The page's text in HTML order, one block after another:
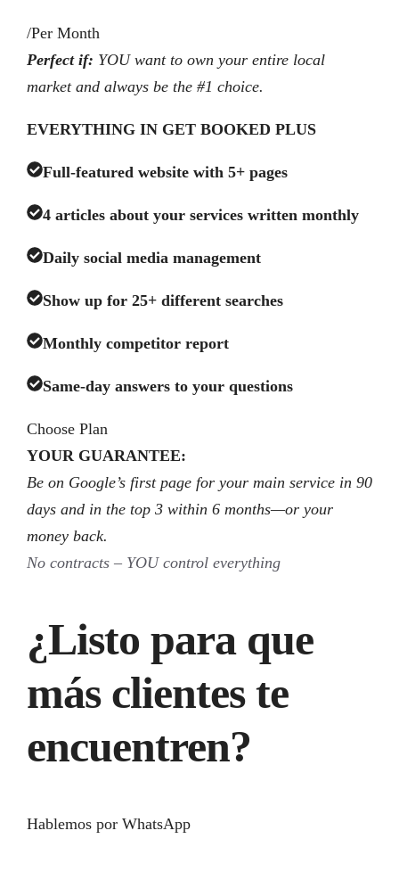
/Per Month
Perfect if: YOU want to own your entire local
market and always be the #1 choice.
EVERYTHING IN GET BOOKED PLUS
Full-featured website with 5+ pages
4 articles about your services written monthly
Daily social media management
Show up for 25+ different searches
Monthly competitor report
Same-day answers to your questions
Choose Plan
YOUR GUARANTEE:
Be on Google’s first page for your main service in 90
days and in the top 3 within 6 months—or your
money back.
No contracts – YOU control everything
¿Listo para que
más clientes te
encuentren?
Hablemos por WhatsApp